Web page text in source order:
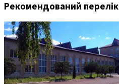
Рекомендований перелік